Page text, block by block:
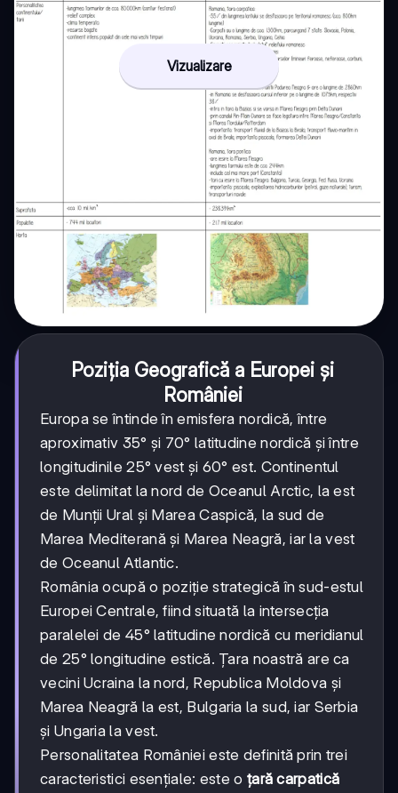
Vizualizare
Poziția Geografică a Europei și
României
Europa se întinde în emisfera nordică, între
aproximativ 35° și 70° latitudine nordică și între
longitudinile 25° vest și 60° est. Continentul
este delimitat la nord de Oceanul Arctic, la est
de Munții Ural și Marea Caspică, la sud de
Marea Mediterană și Marea Neagră, iar la vest
de Oceanul Atlantic.
România ocupă o poziție strategică în sud-estul
Europei Centrale, fiind situată la intersecția
paralelei de 45° latitudine nordică cu meridianul
de 25° longitudine estică. Țara noastră are ca
vecini Ucraina la nord, Republica Moldova și
Marea Neagră la est, Bulgaria la sud, iar Serbia
și Ungaria la vest.
Personalitatea României este definită prin trei
caracteristici esențiale: este o țară carpatică